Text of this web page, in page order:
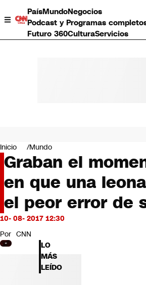
PaísMundoNegocios
Podcast y Programas
Futuro 360CulturaServicios
Negocios
Deportes
Programas completos
Cultura
Servicios
Bits
CNN Data
CNN tiempo
Futuro 360
Opinión
Inicio Mundo
Graban el
en que una
el peor error de
10- 08- 2017 12:30
Por CNN
LO
MÁS
LEÍDO